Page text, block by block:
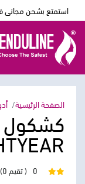
استمتع بشحن مجانى فى
الصفحة الرئيسية
0 ( تقيم 0)